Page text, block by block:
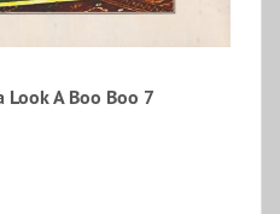
Look A Boo Boo 7